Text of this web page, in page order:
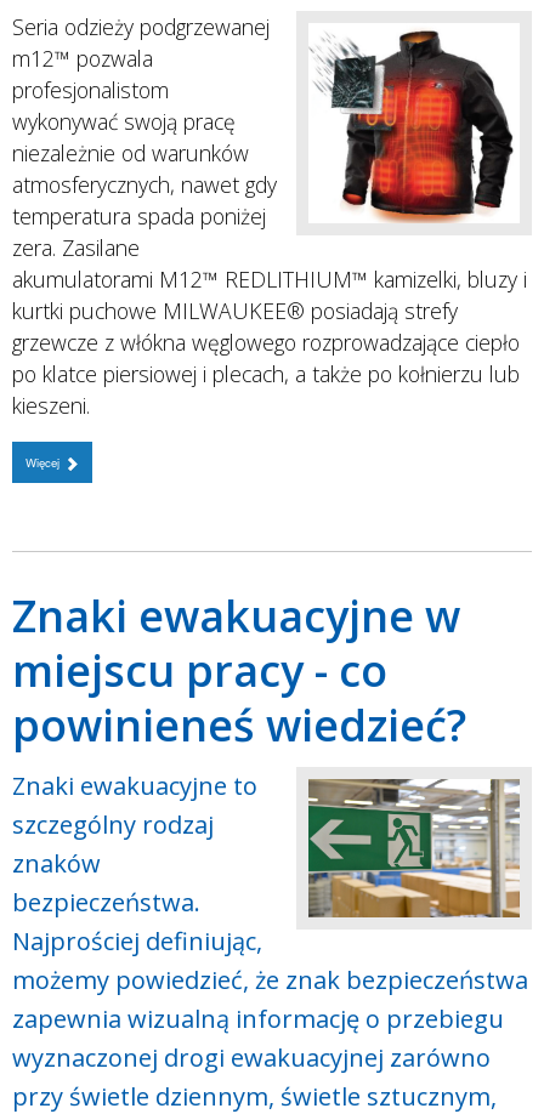
Seria odzieży podgrzewanej
m12™ pozwala
profesjonalistom
wykonywać swoją pracę
niezależnie od warunków
atmosferycznych, nawet gdy
temperatura spada poniżej
zera. Zasilane
akumulatorami M12™ REDLITHIUM™ kamizelki, bluzy i
kurtki puchowe MILWAUKEE® posiadają strefy
grzewcze z włókna węglowego rozprowadzające ciepło
po klatce piersiowej i plecach, a także po kołnierzu lub
kieszeni.
Więcej
Znaki ewakuacyjne w
miejscu pracy - co
powinieneś wiedzieć?
Znaki ewakuacyjne to
szczególny rodzaj
znaków
bezpieczeństwa.
Najprościej definiując,
możemy powiedzieć, że znak bezpieczeństwa
zapewnia wizualną informację o przebiegu
wyznaczonej drogi ewakuacyjnej zarówno
przy świetle dziennym, świetle sztucznym,